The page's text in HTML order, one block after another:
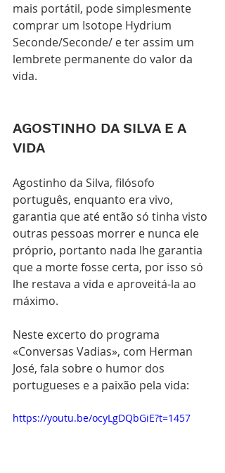
mais portátil, pode simplesmente
comprar um Isotope Hydrium
Seconde/Seconde/ e ter assim um
lembrete permanente do valor da
vida.
AGOSTINHO DA SILVA E A
VIDA
Agostinho da Silva, filósofo
português, enquanto era vivo,
garantia que até então só tinha visto
outras pessoas morrer e nunca ele
próprio, portanto nada lhe garantia
que a morte fosse certa, por isso só
lhe restava a vida e aproveitá-la ao
máximo.
Neste excerto do programa
«Conversas Vadias», com Herman
José, fala sobre o humor dos
portugueses e a paixão pela vida:
https://youtu.be/ocyLgDQbGiE?t=1457